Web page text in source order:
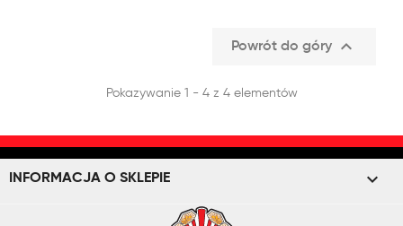
Powrót do góry 
Pokazywanie 1 - 4 z 4 elementów
INFORMACJA O SKLEPIE keyboard_arrow_down